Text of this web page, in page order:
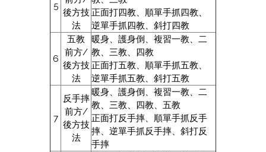
5
後方技
法
正面打四教、順單手抓四教、
逆單手抓四教、斜打四教
6
五教
前方/
後方技
法
暖身、護身倒、複習一教、二
教、三教、四教
正面打五教、順單手抓五教、
逆單手抓五教、斜打五教
7
反手摔
前方/
後方技
法
暖身、護身倒、複習一教、二
教、三教、四教、五教
正面打反手摔、順單手抓反手
摔、逆單手抓反手摔、斜打反
手摔